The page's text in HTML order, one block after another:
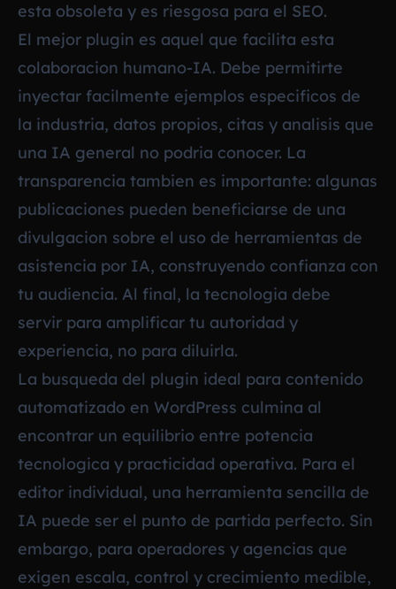
esta obsoleta y es riesgosa para el SEO.
El mejor plugin es aquel que facilita esta
colaboracion humano-IA. Debe permitirte
inyectar facilmente ejemplos especificos de
la industria, datos propios, citas y analisis que
una IA general no podria conocer. La
transparencia tambien es importante: algunas
publicaciones pueden beneficiarse de una
divulgacion sobre el uso de herramientas de
asistencia por IA, construyendo confianza con
tu audiencia. Al final, la tecnologia debe
servir para amplificar tu autoridad y
experiencia, no para diluirla.
La busqueda del plugin ideal para contenido
automatizado en WordPress culmina al
encontrar un equilibrio entre potencia
tecnologica y practicidad operativa. Para el
editor individual, una herramienta sencilla de
IA puede ser el punto de partida perfecto. Sin
embargo, para operadores y agencias que
exigen escala, control y crecimiento medible,